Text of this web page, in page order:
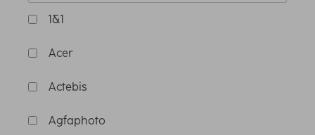
1&1
Acer
Actebis
Agfaphoto